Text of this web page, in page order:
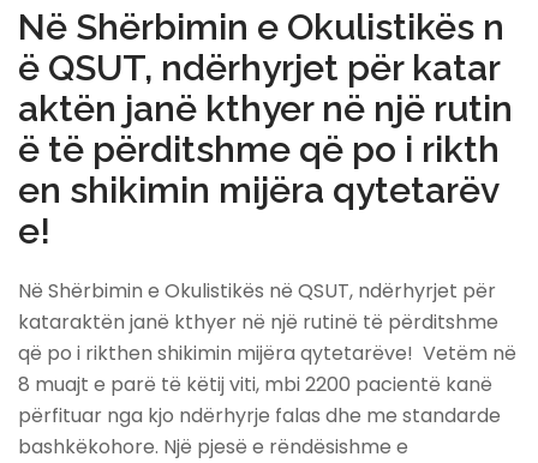
Në Shërbimin e Okulistikës n
ë QSUT, ndërhyrjet për katar
aktën janë kthyer në një rutin
ë të përditshme që po i rikth
en shikimin mijëra qytetarëv
e!
Në Shërbimin e Okulistikës në QSUT, ndërhyrjet për
kataraktën janë kthyer në një rutinë të përditshme
që po i rikthen shikimin mijëra qytetarëve! Vetëm në
8 muajt e parë të këtij viti, mbi 2200 pacientë kanë
përfituar nga kjo ndërhyrje falas dhe me standarde
bashkëkohore. Një pjesë e rëndësishme e